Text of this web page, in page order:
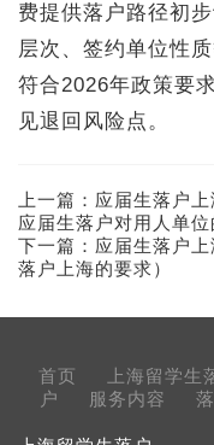
费提供落户路径初
层次、签约单位性
符合2026年政策要
见退回风险点。
上一篇： 应届生落户
应届生落户对用人单位
下一篇： 应届生落户
落户上海的要求）
首页 上海留学生
户
服务内容